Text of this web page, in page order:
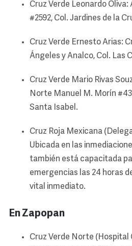
Cruz Verde Leonardo Oliva:
#2592, Col. Jardines de la
Cruz Verde Ernesto Arias:
Ángeles y Analco, Col. Las
Cruz Verde Mario Rivas
Norte Manuel M. Morín
Santa Isabel.
Cruz Roja Mexicana
Ubicada en las
también está capacitada
emergencias las 24 horas
vital inmediato.
En Zapopan
Cruz Verde Norte (Hospital